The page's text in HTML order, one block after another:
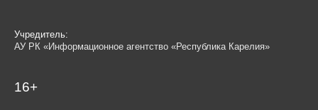
Учредитель:
АУ РК «Информационное агентство «Республика Карелия»
16+